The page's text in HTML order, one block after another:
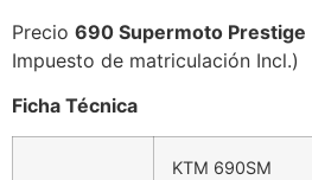
Precio 690 Supermoto Prestige
Impuesto de matriculación Incl.)
Ficha Técnica
KTM 690SM